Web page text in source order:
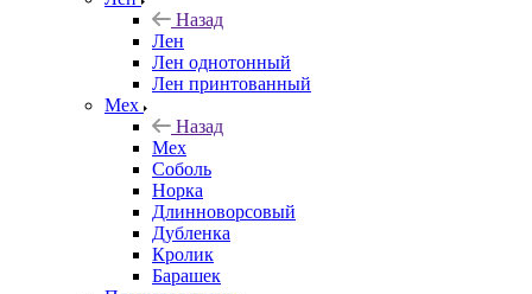
Назад
Лен
Лен однотонный
Лен принтованный
Мех
Назад
Мех
Соболь
Норка
Длинноворсовый
Дубленка
Кролик
Барашек